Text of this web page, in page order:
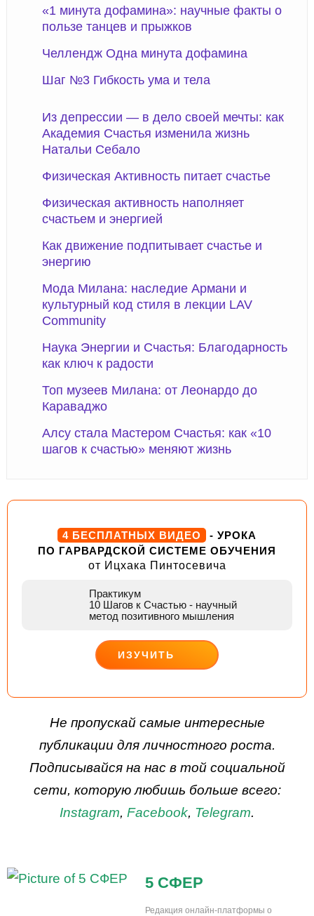
«1 минута дофамина»: научные факты о
пользе танцев и прыжков
Челлендж Одна минута дофамина
Шаг №3 Гибкость ума и тела
Из депрессии — в дело своей мечты: как
Академия Счастья изменила жизнь
Натальи Себало
Физическая Активность питает счастье
Физическая активность наполняет
счастьем и энергией
Как движение подпитывает счастье и
энергию
Мода Милана: наследие Армани и
культурный код стиля в лекции LAV
Community
Наука Энергии и Счастья: Благодарность
как ключ к радости
Топ музеев Милана: от Леонардо до
Караваджо
Алсу стала Мастером Счастья: как «10
шагов к счастью» меняют жизнь
4 БЕСПЛАТНЫХ ВИДЕО
- УРОКА
ПО ГАРВАРДСКОЙ СИСТЕМЕ ОБУЧЕНИЯ
от Ицхака Пинтосевича
Практикум
10 Шагов к Счастью - научный
метод позитивного мышления
ИЗУЧИТЬ
Не пропускай самые интересные
публикации для личностного роста.
Подписывайся на нас в той социальной
сети, которую любишь больше всего:
Instagram, Facebook, Telegram.
5 СФЕР
Редакция онлайн-платформы о